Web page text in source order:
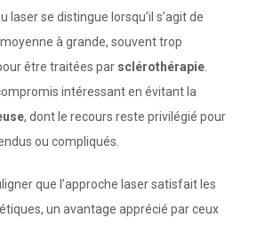
laser se distingue lorsqu’il s’agit de
à grande, souvent trop
être traitées par sclérothérapie
intéressant en évitant la
, dont le recours reste privilégié pour
ou compliqués.
que l’approche laser satisfait les
un avantage apprécié par ceux